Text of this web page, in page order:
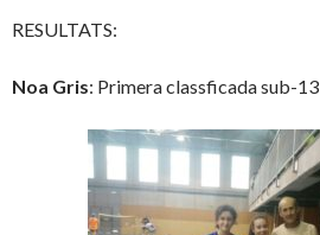
RESULTATS:
Noa Gris: Primera classficada sub-13